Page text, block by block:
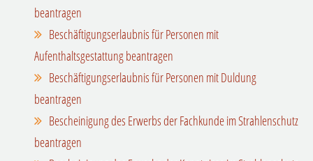
beantragen
Beschäftigungserlaubnis für Personen mit
Aufenthaltsgestattung beantragen
Beschäftigungserlaubnis für Personen mit Duldung
beantragen
Bescheinigung des Erwerbs der Fachkunde im Strahlenschutz
beantragen